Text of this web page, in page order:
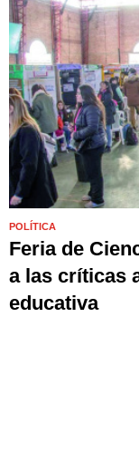
POLÍTICA
Feria de
a las críticas
educativa